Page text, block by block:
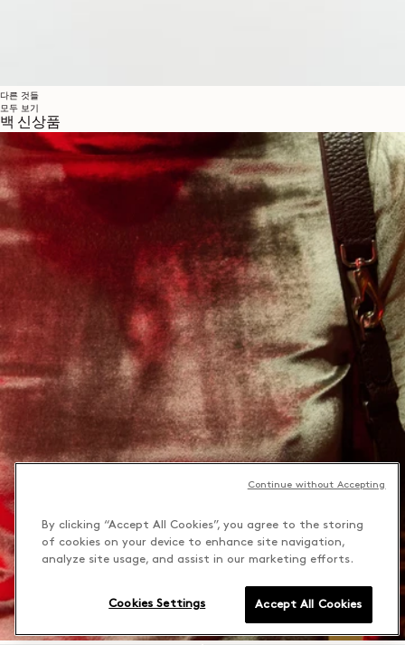
다른 것들
모두 보기
백 신상품
By clicking “Accept All Cookies”, you agree to the storing
of cookies on your device to enhance site navigation,
analyze site usage, and assist in our marketing efforts.
Accept All Cookies
Cookies Settings
Continue without Accepting